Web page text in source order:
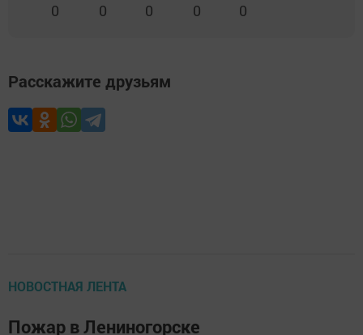
0 0 0 0 0
Расскажите друзьям
НОВОСТНАЯ ЛЕНТА
Пожар в Лениногорске